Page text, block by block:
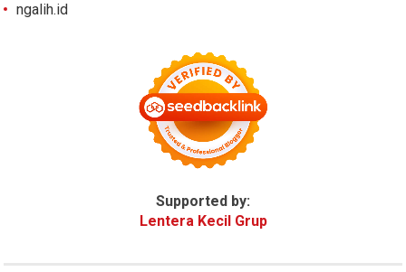
ngalih.id
Supported by:
Lentera Kecil Grup